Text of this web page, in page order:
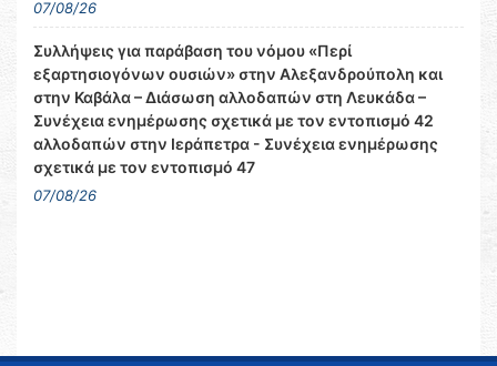
07/08/26
Συλλήψεις για παράβαση του νόμου «Περί
εξαρτησιογόνων ουσιών» στην Αλεξανδρούπολη και
στην Καβάλα – Διάσωση αλλοδαπών στη Λευκάδα –
Συνέχεια ενημέρωσης σχετικά με τον εντοπισμό 42
αλλοδαπών στην Ιεράπετρα - Συνέχεια ενημέρωσης
σχετικά με τον εντοπισμό 47
07/08/26